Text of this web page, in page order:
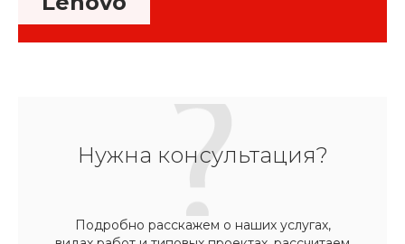
Нужна консультация?
Подробно расскажем о наших услугах,